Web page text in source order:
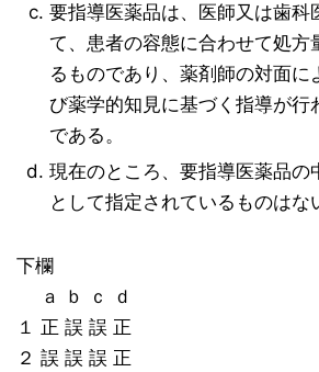
要指導医薬品は、医師又は歯科
て、患者の容態に合わせて処方
るものであり、薬剤師の対面に
び薬学的知見に基づく指導が行
である。
現在のところ、要指導医薬品の
として指定されているものはな
下欄
ａ ｂ ｃ ｄ
１ 正 誤 誤 正
２ 誤 誤 誤 正